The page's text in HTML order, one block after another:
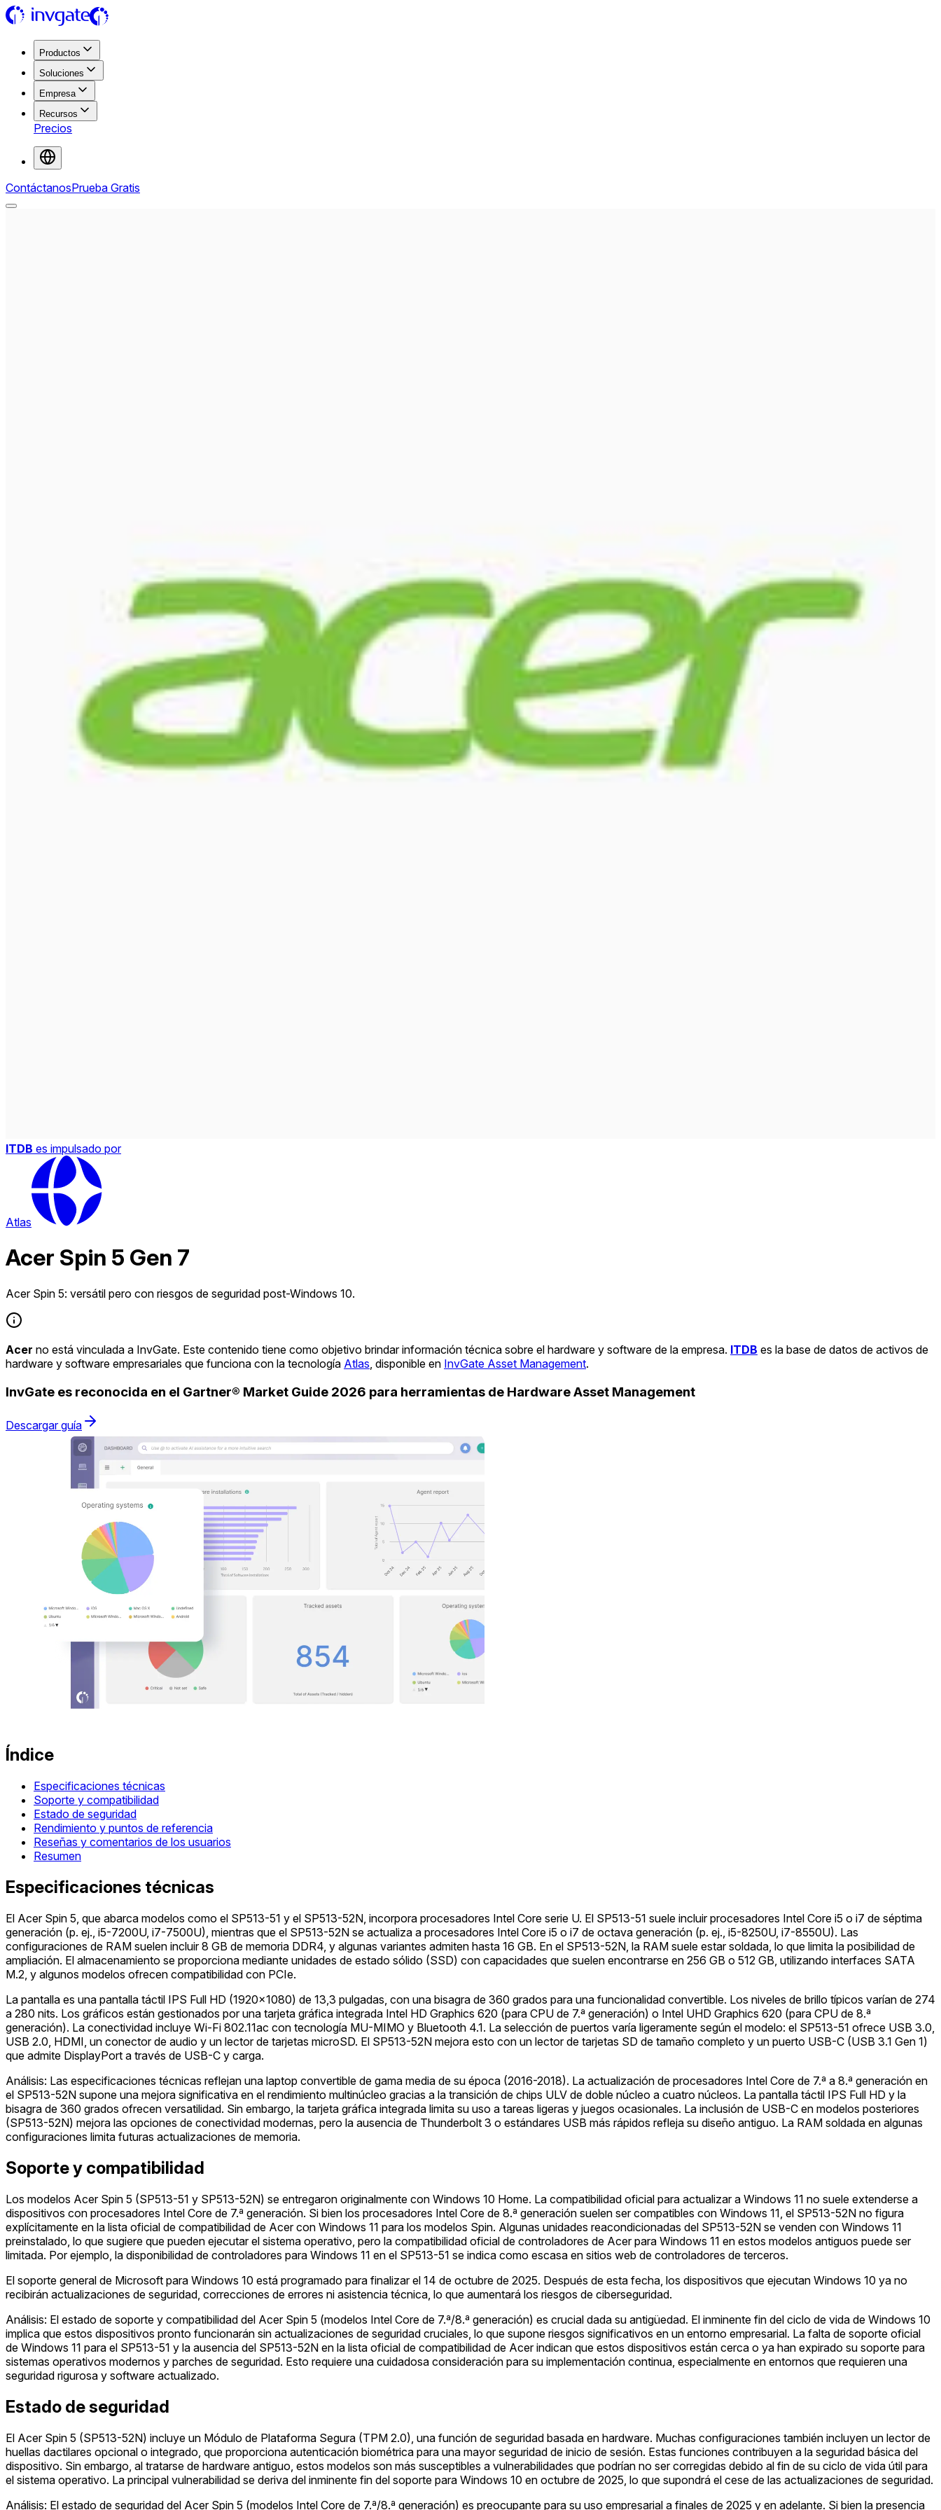
Productos
Soluciones
Empresa
Recursos
Precios
ContáctanosPrueba Gratis
ITDB es impulsado por
Atlas
Acer Spin 5 Gen 7
Acer Spin 5: versátil pero con riesgos de seguridad post-Windows 10.
Acer no está vinculada a InvGate. Este contenido tiene como objetivo brindar información técnica sobre el hardware y software de la empresa. ITDB es la base de datos de activos de
hardware y software empresariales que funciona con la tecnología Atlas , disponible en InvGate Asset Management.
InvGate es reconocida en el Gartner® Market Guide 2026 para herramientas de Hardware Asset Management
Descargar guía
Índice
Especificaciones técnicas
Soporte y compatibilidad
Estado de seguridad
Rendimiento y puntos de referencia
Reseñas y comentarios de los usuarios
Resumen
Especificaciones técnicas
El Acer Spin 5, que abarca modelos como el SP513-51 y el SP513-52N, incorpora procesadores Intel Core serie U. El SP513-51 suele incluir procesadores Intel Core i5 o i7 de séptima
generación (p. ej., i5-7200U, i7-7500U), mientras que el SP513-52N se actualiza a procesadores Intel Core i5 o i7 de octava generación (p. ej., i5-8250U, i7-8550U). Las
configuraciones de RAM suelen incluir 8 GB de memoria DDR4, y algunas variantes admiten hasta 16 GB. En el SP513-52N, la RAM suele estar soldada, lo que limita la posibilidad de
ampliación. El almacenamiento se proporciona mediante unidades de estado sólido (SSD) con capacidades que suelen encontrarse en 256 GB o 512 GB, utilizando interfaces SATA
M.2, y algunos modelos ofrecen compatibilidad con PCIe.
La pantalla es una pantalla táctil IPS Full HD (1920x1080) de 13,3 pulgadas, con una bisagra de 360 grados para una funcionalidad convertible. Los niveles de brillo típicos varían de 274
a 280 nits. Los gráficos están gestionados por una tarjeta gráfica integrada Intel HD Graphics 620 (para CPU de 7.ª generación) o Intel UHD Graphics 620 (para CPU de 8.ª
generación). La conectividad incluye Wi-Fi 802.11ac con tecnología MU-MIMO y Bluetooth 4.1. La selección de puertos varía ligeramente según el modelo: el SP513-51 ofrece USB 3.0,
USB 2.0, HDMI, un conector de audio y un lector de tarjetas microSD. El SP513-52N mejora esto con un lector de tarjetas SD de tamaño completo y un puerto USB-C (USB 3.1 Gen 1)
que admite DisplayPort a través de USB-C y carga.
Análisis: Las especificaciones técnicas reflejan una laptop convertible de gama media de su época (2016-2018). La actualización de procesadores Intel Core de 7.ª a 8.ª generación en
el SP513-52N supone una mejora significativa en el rendimiento multinúcleo gracias a la transición de chips ULV de doble núcleo a cuatro núcleos. La pantalla táctil IPS Full HD y la
bisagra de 360 grados ofrecen versatilidad. Sin embargo, la tarjeta gráfica integrada limita su uso a tareas ligeras y juegos ocasionales. La inclusión de USB-C en modelos posteriores
(SP513-52N) mejora las opciones de conectividad modernas, pero la ausencia de Thunderbolt 3 o estándares USB más rápidos refleja su diseño antiguo. La RAM soldada en algunas
configuraciones limita futuras actualizaciones de memoria.
Soporte y compatibilidad
Los modelos Acer Spin 5 (SP513-51 y SP513-52N) se entregaron originalmente con Windows 10 Home. La compatibilidad oficial para actualizar a Windows 11 no suele extenderse a
dispositivos con procesadores Intel Core de 7.ª generación. Si bien los procesadores Intel Core de 8.ª generación suelen ser compatibles con Windows 11, el SP513-52N no figura
explícitamente en la lista oficial de compatibilidad de Acer con Windows 11 para los modelos Spin. Algunas unidades reacondicionadas del SP513-52N se venden con Windows 11
preinstalado, lo que sugiere que pueden ejecutar el sistema operativo, pero la compatibilidad oficial de controladores de Acer para Windows 11 en estos modelos antiguos puede ser
limitada. Por ejemplo, la disponibilidad de controladores para Windows 11 en el SP513-51 se indica como escasa en sitios web de controladores de terceros.
El soporte general de Microsoft para Windows 10 está programado para finalizar el 14 de octubre de 2025. Después de esta fecha, los dispositivos que ejecutan Windows 10 ya no
recibirán actualizaciones de seguridad, correcciones de errores ni asistencia técnica, lo que aumentará los riesgos de ciberseguridad.
Análisis: El estado de soporte y compatibilidad del Acer Spin 5 (modelos Intel Core de 7.ª/8.ª generación) es crucial dada su antigüedad. El inminente fin del ciclo de vida de Windows 10
implica que estos dispositivos pronto funcionarán sin actualizaciones de seguridad cruciales, lo que supone riesgos significativos en un entorno empresarial. La falta de soporte oficial
de Windows 11 para el SP513-51 y la ausencia del SP513-52N en la lista oficial de compatibilidad de Acer indican que estos dispositivos están cerca o ya han expirado su soporte para
sistemas operativos modernos y parches de seguridad. Esto requiere una cuidadosa consideración para su implementación continua, especialmente en entornos que requieren una
seguridad rigurosa y software actualizado.
Estado de seguridad
El Acer Spin 5 (SP513-52N) incluye un Módulo de Plataforma Segura (TPM 2.0), una función de seguridad basada en hardware. Muchas configuraciones también incluyen un lector de
huellas dactilares opcional o integrado, que proporciona autenticación biométrica para una mayor seguridad de inicio de sesión. Estas funciones contribuyen a la seguridad básica del
dispositivo. Sin embargo, al tratarse de hardware antiguo, estos modelos son más susceptibles a vulnerabilidades que podrían no ser corregidas debido al fin de su ciclo de vida útil para
el sistema operativo. La principal vulnerabilidad se deriva del inminente fin del soporte para Windows 10 en octubre de 2025, lo que supondrá el cese de las actualizaciones de seguridad.
Análisis: El estado de seguridad del Acer Spin 5 (modelos Intel Core de 7.ª/8.ª generación) es preocupante para su uso empresarial a finales de 2025 y en adelante. Si bien la presencia